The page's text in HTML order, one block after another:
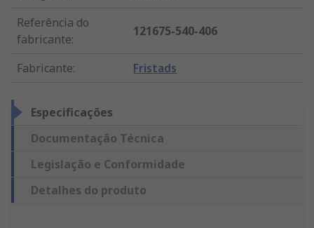
Referência do
fabricante:
121675-540-406
Fabricante: Fristads
Especificações
Documentação Técnica
Legislação e Conformidade
Detalhes do produto